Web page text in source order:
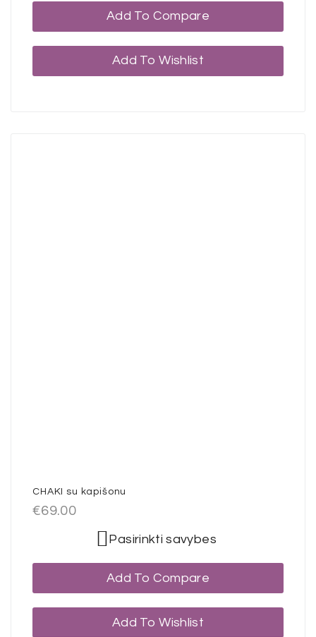
Add To Compare
Add To Wishlist
CHAKI su kapišonu
€69.00
Pasirinkti savybes
Add To Compare
Add To Wishlist